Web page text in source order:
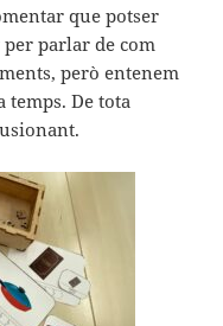
que potser
per parlar de com
però entenem
temps. De tota